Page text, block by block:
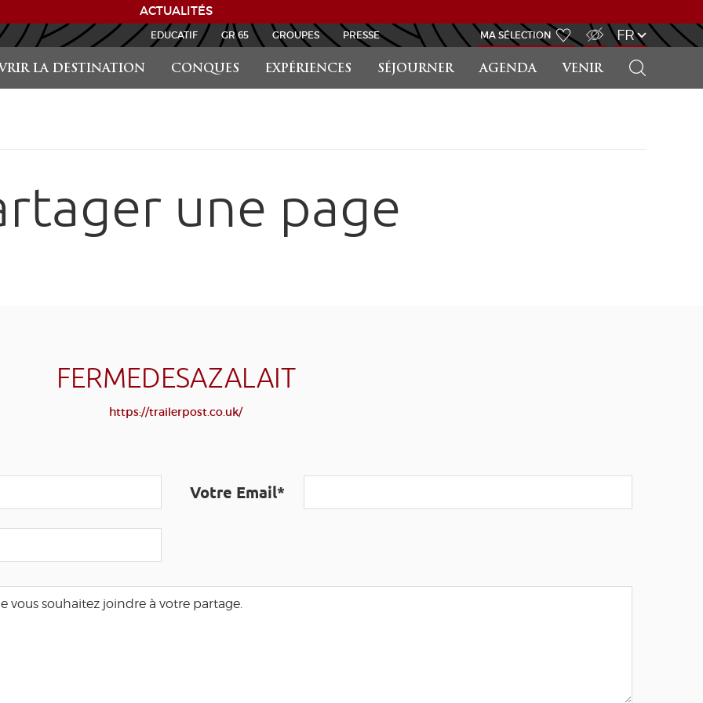
ACTUALITÉS
LA DESTINATION CONQUES EXPÉRIENCES SÉJOURNER AGENDA VENIR
EDUCATIF GR 65 GROUPES PRESSE MA SÉLECTION FR
une page
FERMEDESAZALAIT
https://trailerpost.co.uk/
Votre Email*